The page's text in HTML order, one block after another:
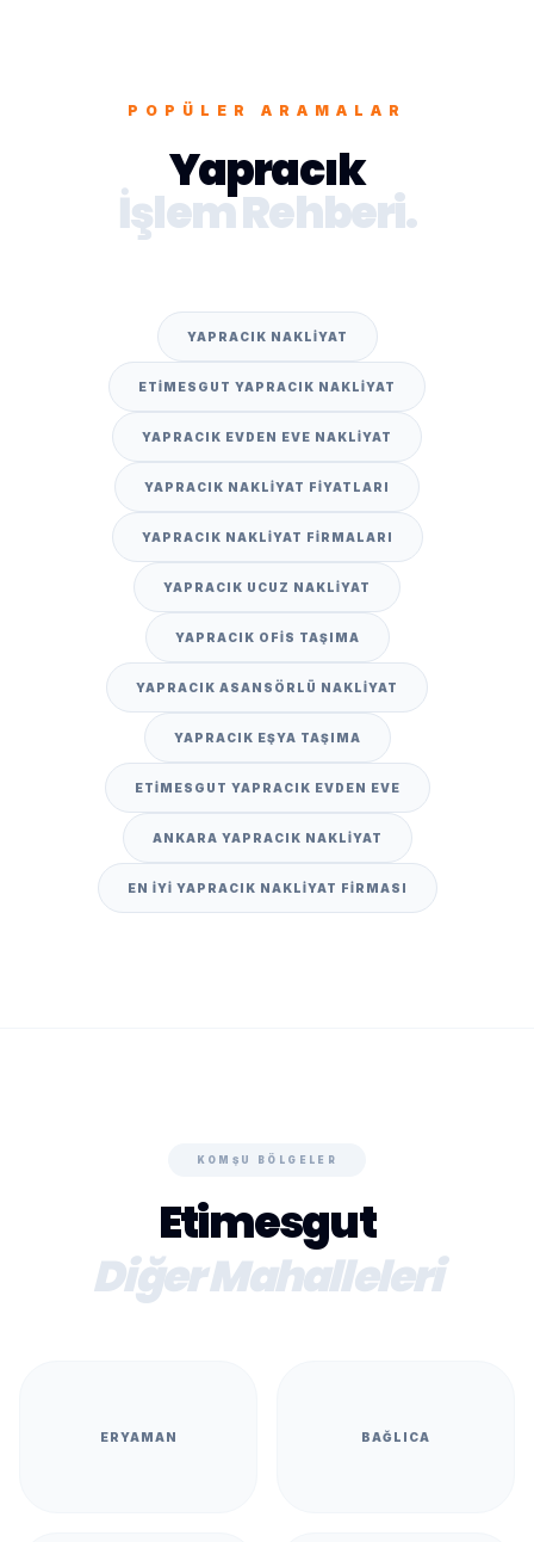
POPÜLER ARAMALAR
Yapracık
İşlem Rehberi.
YAPRACIK NAKLIYAT
ETIMESGUT YAPRACIK NAKLIYAT
YAPRACIK EVDEN EVE NAKLIYAT
YAPRACIK NAKLIYAT FIYATLARI
YAPRACIK NAKLIYAT FIRMALARI
YAPRACIK UCUZ NAKLIYAT
YAPRACIK OFIS TAŞIMA
YAPRACIK ASANSÖRLÜ NAKLIYAT
YAPRACIK EŞYA TAŞIMA
ETIMESGUT YAPRACIK EVDEN EVE
ANKARA YAPRACIK NAKLIYAT
EN IYI YAPRACIK NAKLIYAT FIRMASI
KOMŞU BÖLGELER
Etimesgut
Diğer Mahalleleri
ERYAMAN BAĞLICA